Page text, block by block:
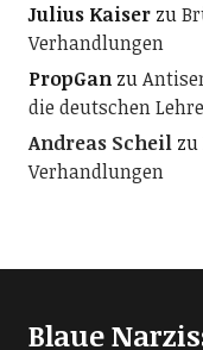
Julius Kaiserzu
Verhandlungen
PropGanzu
die deutschen
Andreas Scheilzu
Verhandlungen
Blaue